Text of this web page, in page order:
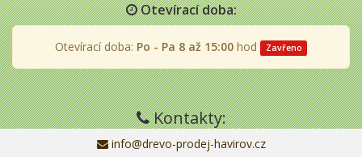
Otevírací doba:
Otevírací doba: Po - Pa 8 až 15:00 hod Zavřeno
Kontakty:
info@drevo-prodej-havirov.cz